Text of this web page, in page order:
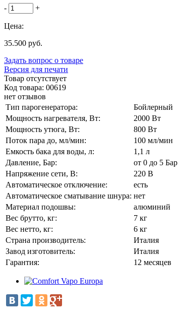
- +
Цена:
35.500 руб.
Задать вопрос о товаре
Версия для печати
Товар отсутствует
Код товара: 00619
нет отзывов
Тип парогенератора:
Бойлерный
Мощность нагревателя, Вт:
2000 Вт
Мощность утюга, Вт:
800 Вт
Поток пара до, мл/мин:
100 мл/мин
Емкость бака для воды, л:
1,1 л
Давление, Бар:
от 0 до 5 Бар
Напряжение сети, В:
220 В
Автоматическое отключение:
есть
Автоматическое сматывание шнура: нет
Материал подошвы:
алюминий
Вес брутто, кг:
7 кг
Вес нетто, кг:
6 кг
Страна производитель:
Италия
Завод изготовитель:
Италия
Гарантия:
12 месяцев